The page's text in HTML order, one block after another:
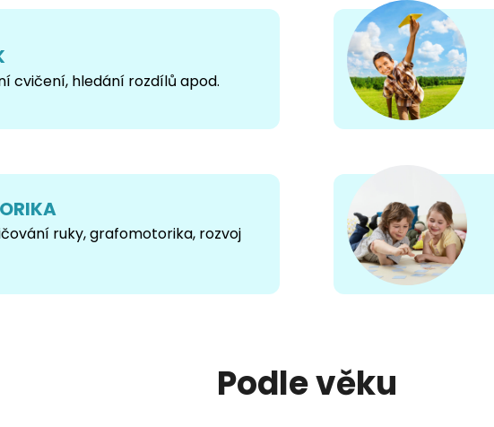
cvičení, hledání rozdílů apod.
ruky, grafomotorika, rozvoj
Podle věku